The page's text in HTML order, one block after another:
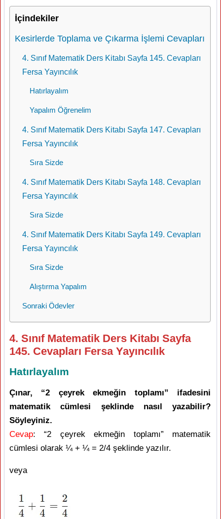
İçindekiler
Kesirlerde Toplama ve Çıkarma İşlemi Cevapları
4. Sınıf Matematik Ders Kitabı Sayfa 145. Cevapları
Fersa Yayıncılık
Hatırlayalım
Yapalım Öğrenelim
4. Sınıf Matematik Ders Kitabı Sayfa 147. Cevapları
Fersa Yayıncılık
Sıra Sizde
4. Sınıf Matematik Ders Kitabı Sayfa 148. Cevapları
Fersa Yayıncılık
Sıra Sizde
4. Sınıf Matematik Ders Kitabı Sayfa 149. Cevapları
Fersa Yayıncılık
Sıra Sizde
Alıştırma Yapalım
Sonraki Ödevler
4. Sınıf Matematik Ders Kitabı Sayfa
145. Cevapları Fersa Yayıncılık
Hatırlayalım
Çınar, “2 çeyrek ekmeğin toplamı” ifadesini
matematik cümlesi şeklinde nasıl yazabilir?
Söyleyiniz.
Cevap: “2 çeyrek ekmeğin toplamı” matematik
cümlesi olarak ¼ + ¼ = 2/4 şeklinde yazılır.
veya